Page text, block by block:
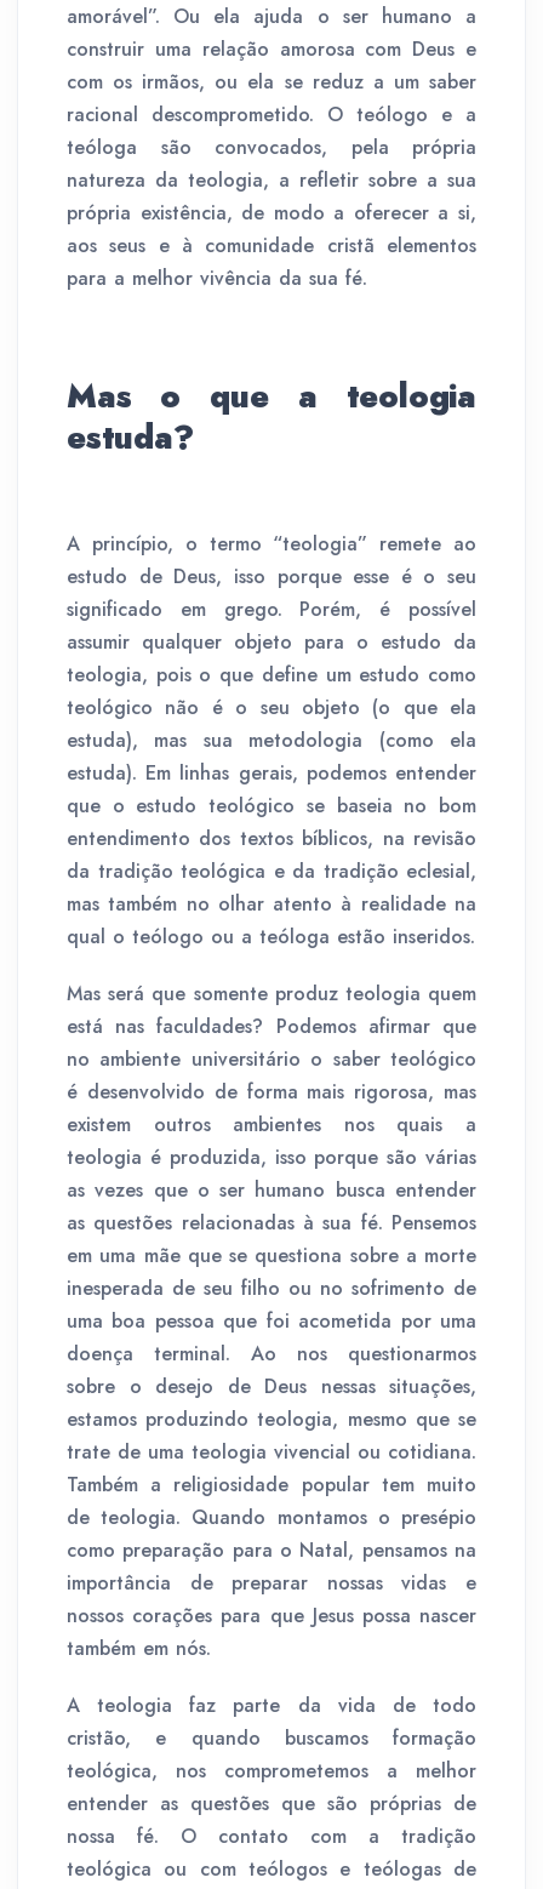
amorável”. Ou ela ajuda o ser humano a
construir uma relação amorosa com Deus e
com os irmãos, ou ela se reduz a um saber
racional descomprometido. O teólogo e a
teóloga são convocados, pela própria
natureza da teologia, a refletir sobre a sua
própria existência, de modo a oferecer a si,
aos seus e à comunidade cristã elementos
para a melhor vivência da sua fé.
Mas o que a teologia
estuda?
A princípio, o termo “teologia” remete ao
estudo de Deus, isso porque esse é o seu
significado em grego. Porém, é possível
assumir qualquer objeto para o estudo da
teologia, pois o que define um estudo como
teológico não é o seu objeto (o que ela
estuda), mas sua metodologia (como ela
estuda). Em linhas gerais, podemos entender
que o estudo teológico se baseia no bom
entendimento dos textos bíblicos, na revisão
da tradição teológica e da tradição eclesial,
mas também no olhar atento à realidade na
qual o teólogo ou a teóloga estão inseridos.
Mas será que somente produz teologia quem
está nas faculdades? Podemos afirmar que
no ambiente universitário o saber teológico
é desenvolvido de forma mais rigorosa, mas
existem outros ambientes nos quais a
teologia é produzida, isso porque são várias
as vezes que o ser humano busca entender
as questões relacionadas à sua fé. Pensemos
em uma mãe que se questiona sobre a morte
inesperada de seu filho ou no sofrimento de
uma boa pessoa que foi acometida por uma
doença terminal. Ao nos questionarmos
sobre o desejo de Deus nessas situações,
estamos produzindo teologia, mesmo que se
trate de uma teologia vivencial ou cotidiana.
Também a religiosidade popular tem muito
de teologia. Quando montamos o presépio
como preparação para o Natal, pensamos na
importância de preparar nossas vidas e
nossos corações para que Jesus possa nascer
também em nós.
A teologia faz parte da vida de todo
cristão, e quando buscamos formação
teológica, nos comprometemos a melhor
entender as questões que são próprias de
nossa fé. O contato com a tradição
teológica ou com teólogos e teólogas de